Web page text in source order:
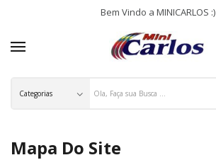
Bem Vindo a MINICARLOS :)
Mapa Do Site